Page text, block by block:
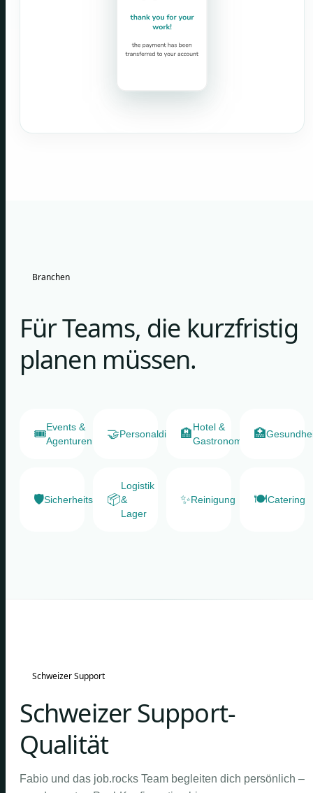
Branchen
Für Teams, die kurzfristig
planen müssen.
🎟️Events &
Agenturen
🤝Personaldienstleister
🏨Hotel &
Gastronomie
🏥
🛡️Sicherheitsdienste
📦
Logistik
&
Lager
✨Reinigung 🍽️Catering
Schweizer Support
Schweizer Support-
Qualität
Fabio und das job.rocks Team begleiten dich persönlich –